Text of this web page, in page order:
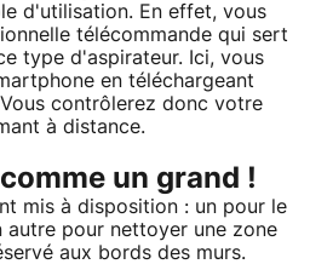
d'utilisation. En effet, vous
télécommande qui sert
type d'aspirateur. Ici, vous
en téléchargeant
contrôlerez donc votre
à distance.
un grand !
mis à disposition : un pour le
autre pour nettoyer une zone
aux bords des murs.